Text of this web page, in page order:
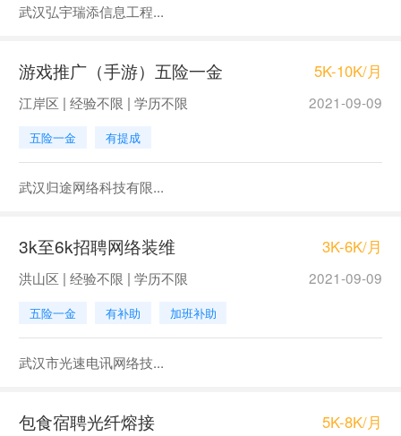
武汉弘宇瑞添信息工程...
游戏推广（手游）五险一金 5K-10K/月
江岸区 | 经验不限 | 学历不限 2021-09-09
五险一金 有提成
武汉归途网络科技有限...
3k至6k招聘网络装维 3K-6K/月
洪山区 | 经验不限 | 学历不限 2021-09-09
五险一金 有补助 加班补助
武汉市光速电讯网络技...
包食宿聘光纤熔接 5K-8K/月